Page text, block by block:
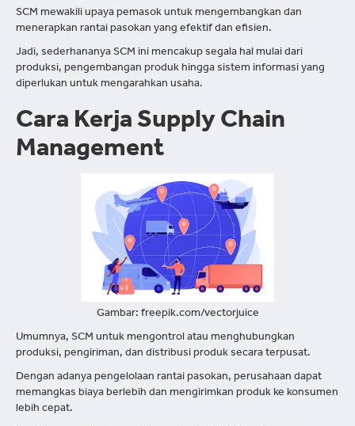
SCM mewakili upaya pemasok untuk mengembangkan dan
menerapkan rantai pasokan yang efektif dan efisien.
Jadi, sederhananya SCM ini mencakup segala hal mulai dari
produksi, pengembangan produk hingga sistem informasi yang
diperlukan untuk mengarahkan usaha.
Cara Kerja Supply Chain
Management
Gambar: freepik.com/vectorjuice
Umumnya, SCM untuk mengontrol atau menghubungkan
produksi, pengiriman, dan distribusi produk secara terpusat.
Dengan adanya pengelolaan rantai pasokan, perusahaan dapat
memangkas biaya berlebih dan mengirimkan produk ke konsumen
lebih cepat.